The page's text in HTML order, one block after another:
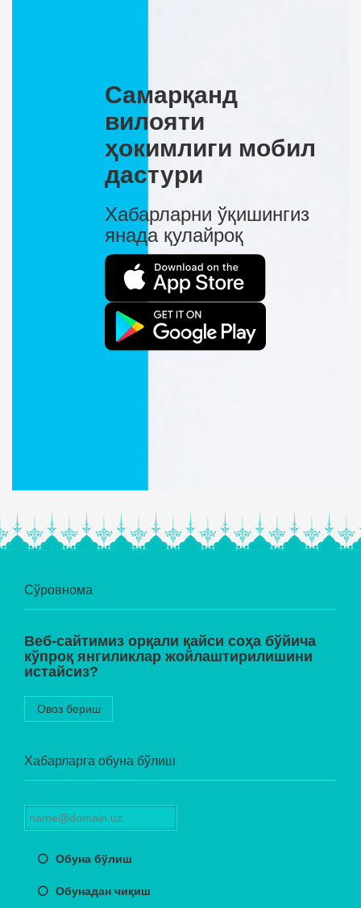
Самарқанд
вилояти
ҳокимлиги мобил
дастури
Хабарларни ўқишингиз
янада қулайроқ
Сўровнома
Веб-сайтимиз орқали қайси соҳа бўйича
кўпроқ янгиликлар жойлаштирилишини
истайсиз?
Овоз бериш
Хабарларга обуна бўлиш
Обуна бўлиш
Обунадан чиқиш